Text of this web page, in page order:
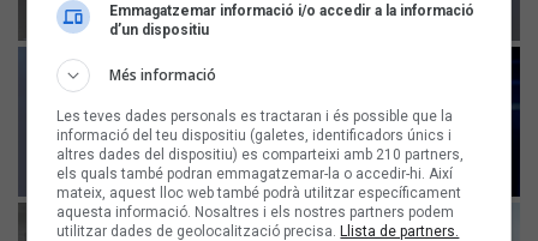
Emmagatzemar informació i/o accedir a la informació
d’un dispositiu
Més informació
Les teves dades personals es tractaran i és possible que la
informació del teu dispositiu (galetes, identificadors únics i
altres dades del dispositiu) es comparteixi amb 210 partners,
els quals també podran emmagatzemar-la o accedir-hi. Així
mateix, aquest lloc web també podrà utilitzar específicament
aquesta informació. Nosaltres i els nostres partners podem
utilitzar dades de geolocalització precisa.Llista de partners.